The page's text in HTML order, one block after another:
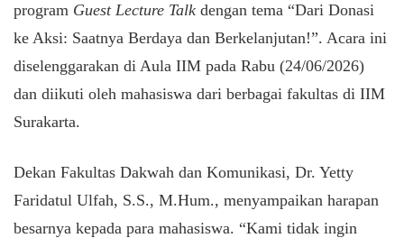
program Guest Lecture Talk dengan tema “Dari Donasi
ke Aksi: Saatnya Berdaya dan Berkelanjutan!”. Acara ini
diselenggarakan di Aula IIM pada Rabu (24/06/2026)
dan diikuti oleh mahasiswa dari berbagai fakultas di IIM
Surakarta.
​Dekan Fakultas Dakwah dan Komunikasi, Dr. Yetty
Faridatul Ulfah, S.S., M.Hum., menyampaikan harapan
besarnya kepada para mahasiswa. “Kami tidak ingin